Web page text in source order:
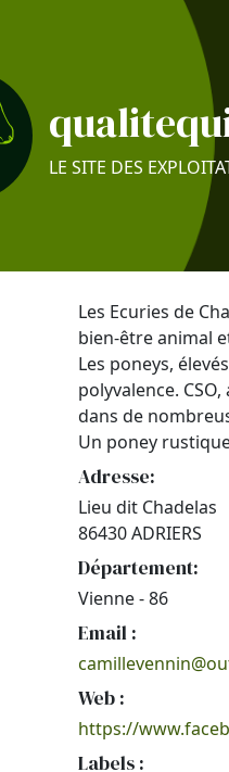
LE SITE DES
Les Ecuries de
bien-être animal
Les poneys,
polyvalence.
dans de
Un poney
Adresse:
Lieu dit Chadelas
86430 ADRIERS
Département:
Vienne - 86
Email :
Web :
https://
Labels :